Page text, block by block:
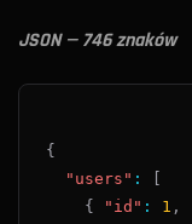
JSON — 746 znaków
{
"users" :
{
"id" : 1 ,